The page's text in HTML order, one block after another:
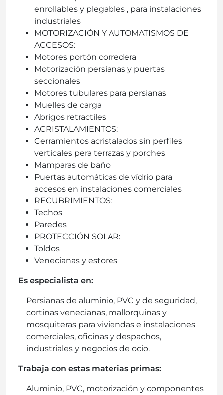
enrollables y plegables , para instalaciones
industriales
MOTORIZACIÓN Y AUTOMATISMOS DE
ACCESOS:
Motores portón corredera
Motorización persianas y puertas
seccionales
Motores tubulares para persianas
Muelles de carga
Abrigos retractiles
ACRISTALAMIENTOS:
Cerramientos acristalados sin perfiles
verticales pera terrazas y porches
Mamparas de baño
Puertas automáticas de vídrio para
accesos en instalaciones comerciales
RECUBRIMIENTOS:
Techos
Paredes
PROTECCIÓN SOLAR:
Toldos
Venecianas y estores
Es especialista en:
Persianas de aluminio, PVC y de seguridad,
cortinas venecianas, mallorquinas y
mosquiteras para viviendas e instalaciones
comerciales, oficinas y despachos,
industriales y negocios de ocio.
Trabaja con estas materias primas:
Aluminio, PVC, motorización y componentes